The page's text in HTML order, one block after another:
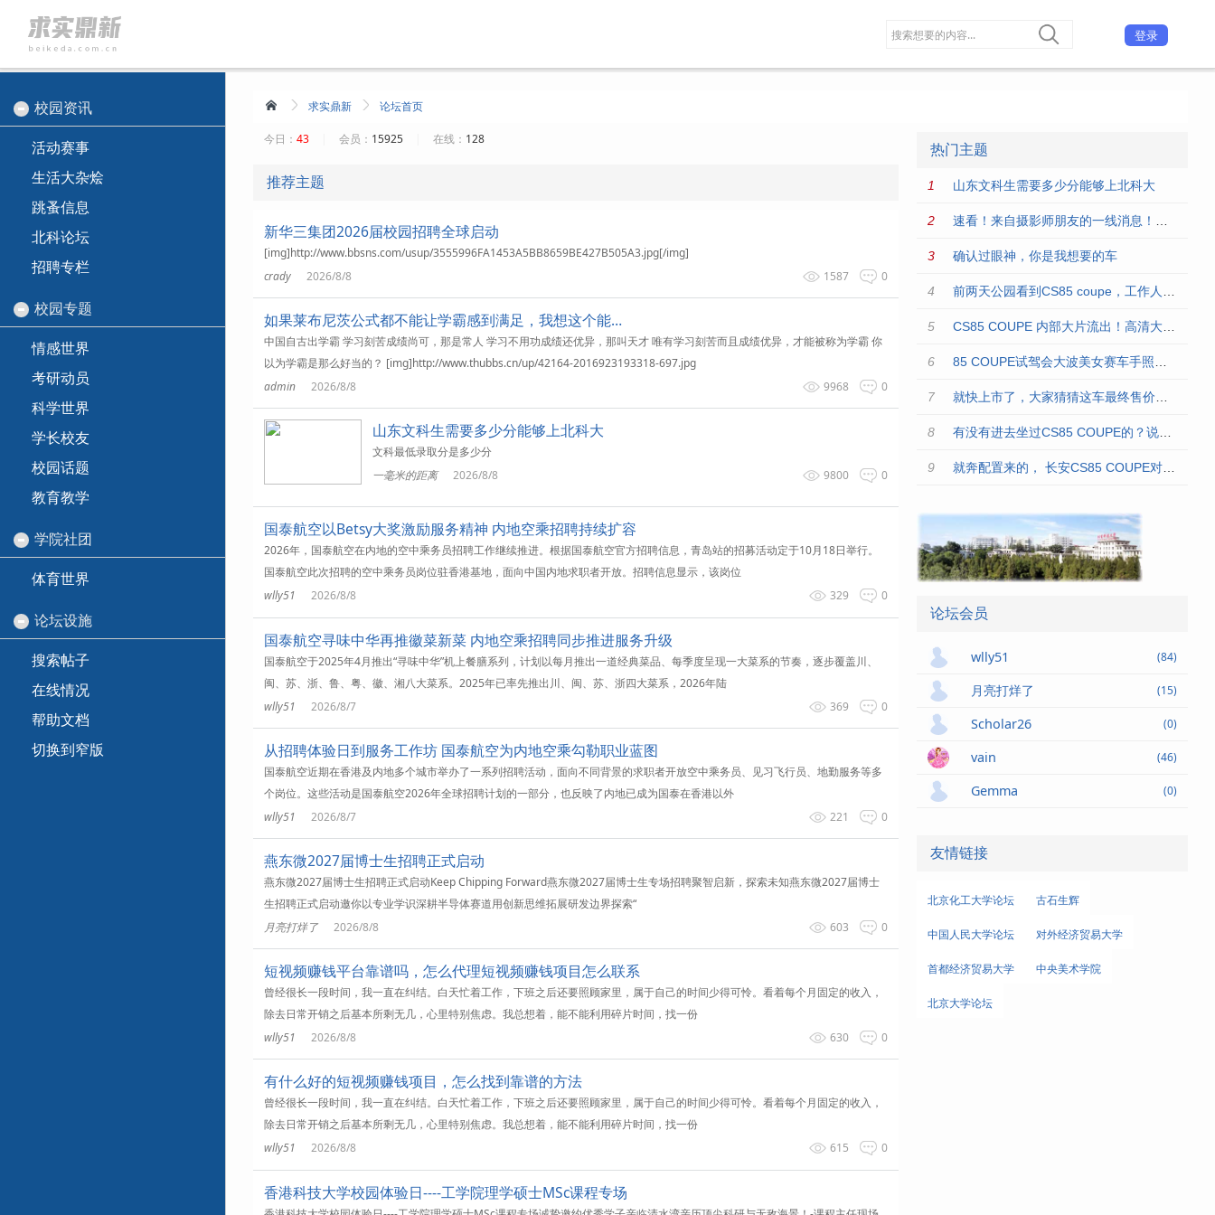
登录
校园资讯
活动赛事
生活大杂烩
跳蚤信息
北科论坛
招聘专栏
校园专题
情感世界
考研动员
科学世界
学长校友
校园话题
教育教学
学院社团
体育世界
论坛设施
搜索帖子
在线情况
帮助文档
切换到窄版
求实鼎新 论坛首页
今日： 43 会员： 15925 在线： 128
推荐主题
新华三集团2026届校园招聘全球启动
[img]http://www.bbsns.com/usup/3555996FA1453A5BB8659BE427B505A3.jpg[/img]
0
1587
crady 2026/8/8
如果莱布尼茨公式都不能让学霸感到满足，我想这个能…
中国自古出学霸 学习刻苦成绩尚可，那是常人 学习不用功成绩还优异，那叫天才 唯有学习刻苦而且成绩优异，才能被称为学霸 你
以为学霸是那么好当的？ [img]http://www.thubbs.cn/up/42164-2016923193318-697.jpg
0
9968
admin 2026/8/8
山东文科生需要多少分能够上北科大
文科最低录取分是多少分
0
9800
一毫米的距离 2026/8/8
国泰航空以Betsy大奖激励服务精神 内地空乘招聘持续扩容
2026年，国泰航空在内地的空中乘务员招聘工作继续推进。根据国泰航空官方招聘信息，青岛站的招募活动定于10月18日举行。
国泰航空此次招聘的空中乘务员岗位驻香港基地，面向中国内地求职者开放。招聘信息显示，该岗位
0
329
wlly51 2026/8/8
国泰航空寻味中华再推徽菜新菜 内地空乘招聘同步推进服务升级
国泰航空于2025年4月推出“寻味中华”机上餐膳系列，计划以每月推出一道经典菜品、每季度呈现一大菜系的节奏，逐步覆盖川、
闽、苏、浙、鲁、粤、徽、湘八大菜系。2025年已率先推出川、闽、苏、浙四大菜系，2026年陆
0
369
wlly51 2026/8/7
从招聘体验日到服务工作坊 国泰航空为内地空乘勾勒职业蓝图
国泰航空近期在香港及内地多个城市举办了一系列招聘活动，面向不同背景的求职者开放空中乘务员、见习飞行员、地勤服务等多
个岗位。这些活动是国泰航空2026年全球招聘计划的一部分，也反映了内地已成为国泰在香港以外
0
221
wlly51 2026/8/7
燕东微2027届博士生招聘正式启动
燕东微2027届博士生招聘正式启动Keep Chipping Forward燕东微2027届博士生专场招聘聚智启新，探索未知燕东微2027届博士
生招聘正式启动邀你以专业学识深耕半导体赛道用创新思维拓展研发边界探索“
0
603
月亮打烊了 2026/8/8
短视频赚钱平台靠谱吗，怎么代理短视频赚钱项目怎么联系
曾经很长一段时间，我一直在纠结。白天忙着工作，下班之后还要照顾家里，属于自己的时间少得可怜。看着每个月固定的收入，
除去日常开销之后基本所剩无几，心里特别焦虑。我总想着，能不能利用碎片时间，找一份
0
630
wlly51 2026/8/8
有什么好的短视频赚钱项目，怎么找到靠谱的方法
曾经很长一段时间，我一直在纠结。白天忙着工作，下班之后还要照顾家里，属于自己的时间少得可怜。看着每个月固定的收入，
除去日常开销之后基本所剩无几，心里特别焦虑。我总想着，能不能利用碎片时间，找一份
0
615
wlly51 2026/8/8
香港科技大学校园体验日----工学院理学硕士MSc课程专场
热门主题
山东文科生需要多少分能够上北科大
确认过眼神，你是我想要的车
论坛会员
wlly51 (84)
月亮打烊了 (15)
Scholar26 (0)
vain (46)
Gemma (0)
友情链接
北京化工大学论坛 古石生辉
中国人民大学论坛 对外经济贸易大学
首都经济贸易大学 中央美术学院
北京大学论坛